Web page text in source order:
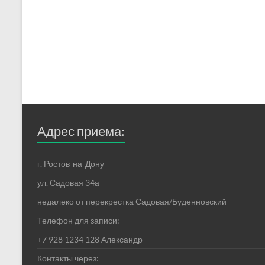
Адрес приема:
г. Ростов-на-Дону
ул. Садовая 34а
недалеко от перекрестка Садовая/Буденновский
Телефон для записи:
+7 928 1234 128 Александр
Контакты через: